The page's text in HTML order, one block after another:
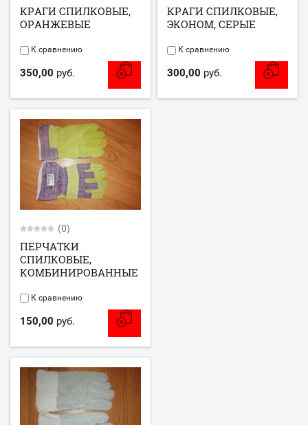
КРАГИ СПИЛКОВЫЕ,
ОРАНЖЕВЫЕ
К сравнению
350,00 руб.
КРАГИ СПИЛКОВЫЕ,
ЭКОНОМ, СЕРЫЕ
К сравнению
300,00 руб.
(0)
ПЕРЧАТКИ
СПИЛКОВЫЕ,
КОМБИНИРОВАННЫЕ
К сравнению
150,00 руб.